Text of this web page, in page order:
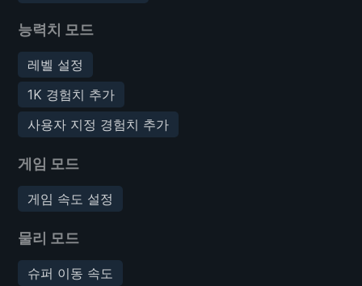
능력치 모드
레벨 설정
1K 경험치 추가
사용자 지정 경험치 추가
게임 모드
게임 속도 설정
물리 모드
슈퍼 이동 속도